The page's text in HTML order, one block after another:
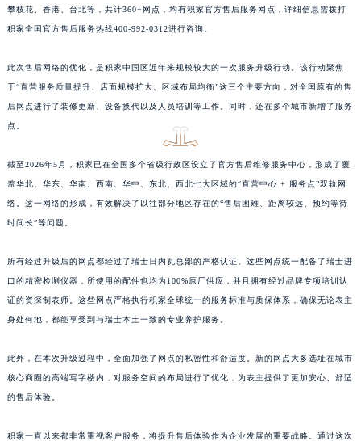
攀枝花、香港、台北等，共计360+网点，均有积家官方售后服务网点，详细信息需拨打
积家全国官方售后服务热线400-992-0312进行咨询。
此次售后网络的优化，是积家中国区近年来规模较大的一次服务升级行动。该行动聚焦
于“直营服务质量提升、店面规模扩大、区域布局均衡”这三个主要方向，对全国原有的售
后网点进行了装修更新、设备换代以及人员培训等工作。同时，还在多个城市新增了服务
点。
截至2026年5月，积家已在全国多个省级行政区设立了官方售后维修服务中心，形成了覆
盖华北、华东、华南、西南、华中、东北、西北七大区域的“直营中心 + 服务点”双轨网
络。这一网络的形成，有效解决了以往部分地区存在的“售后困难、距离较远、预约等待
时间长”等问题。
所有经过升级后的网点都经过了瑞士日内瓦总部的严格认证。这些网点统一配备了瑞士进
口的精密检测仪器，所使用的配件也均为100%原厂供应，并且拥有经过品牌专项培训认
证的资深制表师。这些网点严格执行积家全球统一的服务标准与质保体系，确保无论表主
身处何地，都能享受到与瑞士本土一致的专业养护服务。
此外，在本次升级过程中，全面加强了网点的私密性和舒适度。新的网点大多选址在城市
核心商圈的高端写字楼内，对服务空间的布局进行了优化，为表主提供了更加安心、舒适
的售后体验。
积家一直以来都非常重视客户服务，将提升售后体验作为企业发展的重要战略。通过这次